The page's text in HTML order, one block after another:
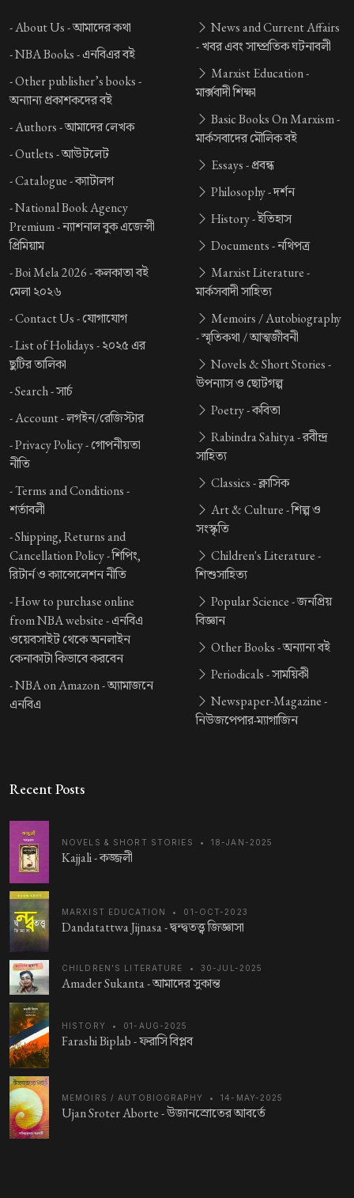
-About Us -আমাদের কথা
-NBA Books -এনবিএর বই
-Other publisher’s books -
অন্যান্য প্রকাশকদের বই
-Authors -আমাদের লেখক
-Outlets -আউটলেট
-Catalogue -ক্যাটালগ
-National Book Agency
Premium -ন্যাশনাল বুক এজেন্সী
প্রিমিয়াম
-Boi Mela 2026 -কলকাতা বই
মেলা ২০২৬
-Contact Us -যোগাযোগ
-List of Holidays -২০২৫ এর
ছুটির তালিকা
-Search -সার্চ
-Account -লগইন/রেজিস্টার
-Privacy Policy -গোপনীয়তা
নীতি
-Terms and Conditions -
শর্তাবলী
-Shipping, Returns and
Cancellation Policy -শিপিং,
রিটার্ন ও ক্যান্সেলেশন নীতি
-How to purchase online
from NBA website -এনবিএ
ওয়েবসাইট থেকে অনলাইন
কেনাকাটা কিভাবে করবেন
-NBA on Amazon -অ্যামাজনে
এনবিএ
News and Current Affairs
-খবর এবং সাম্প্রতিক ঘটনাবলী
Marxist Education -
মার্ক্সবাদী শিক্ষা
Basic Books On Marxism -
মার্কসবাদের মৌলিক বই
Essays -প্রবন্ধ
Philosophy -দর্শন
History -ইতিহাস
Documents -নথিপত্র
Marxist Literature -
মার্কসবাদী সাহিত্য
Memoirs / Autobiography
-স্মৃতিকথা / আত্মজীবনী
Novels & Short Stories -
উপন্যাস ও ছোটগল্প
Poetry -কবিতা
Rabindra Sahitya -রবীন্দ্র
সাহিত্য
Classics -ক্লাসিক
Art & Culture -শিল্প ও
সংস্কৃতি
Children's Literature -
শিশুসাহিত্য
Popular Science -জনপ্রিয়
বিজ্ঞান
Other Books -অন্যান্য বই
Periodicals -সাময়িকী
Newspaper-Magazine -
নিউজপেপার-ম্যাগাজিন
Recent Posts
NOVELS & SHORT STORIES • 18-JAN-2025
Kajjali -কজ্জলী
MARXIST EDUCATION • 01-OCT-2023
Dandatattwa Jijnasa -দ্বন্দ্বতত্ত্ব জিজ্ঞাসা
CHILDREN'S LITERATURE • 30-JUL-2025
Amader Sukanta -আমাদের সুকান্ত
HISTORY • 01-AUG-2025
Farashi Biplab -ফরাসি বিপ্লব
MEMOIRS / AUTOBIOGRAPHY • 14-MAY-2025
Ujan Sroter Aborte -উজানস্রোতের আবর্তে